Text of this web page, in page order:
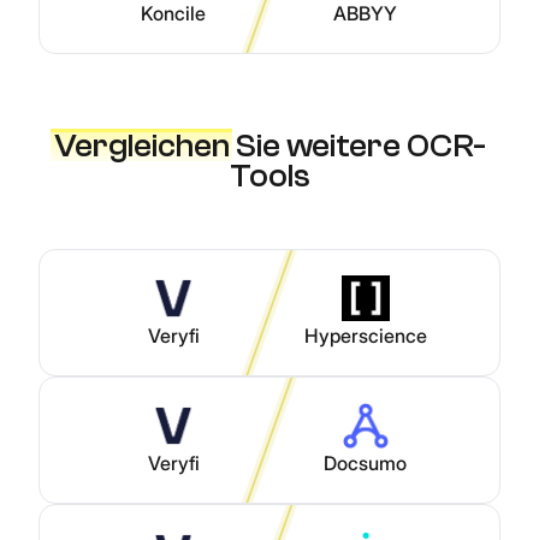
Koncile ABBYY
VergleichenSie weitere OCR-
Tools
Veryfi Hyperscience
Veryfi Docsumo